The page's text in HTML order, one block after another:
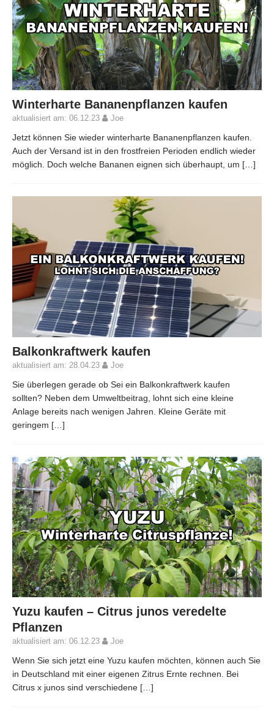
Winterharte Bananenpflanzen kaufen
aktualisiert am: 06.12.23 Joe
Jetzt können Sie wieder winterharte Bananenpflanzen kaufen.
Auch der Versand ist in den frostfreien Perioden endlich wieder
möglich. Doch welche Bananen eignen sich überhaupt, um […]
Balkonkraftwerk kaufen
aktualisiert am: 28.04.23 Joe
Sie überlegen gerade ob Sei ein Balkonkraftwerk kaufen
sollten? Neben dem Umweltbeitrag, lohnt sich eine kleine
Anlage bereits nach wenigen Jahren. Kleine Geräte mit
geringem […]
Yuzu kaufen – Citrus junos veredelte
Pflanzen
aktualisiert am: 06.12.23 Joe
Wenn Sie sich jetzt eine Yuzu kaufen möchten, können auch Sie
in Deutschland mit einer eigenen Zitrus Ernte rechnen. Bei
Citrus x junos sind verschiedene […]